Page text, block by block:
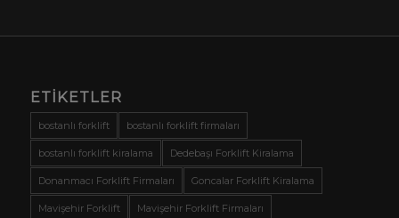
ETIKETLER
bostanlı forklift bostanlı forklift firmaları
bostanlı forklift kiralama Dedebaşı Forklift Kiralama
Donanmacı Forklift Firmaları Goncalar Forklift Kiralama
Mavişehir Forklift Mavişehir Forklift Firmaları